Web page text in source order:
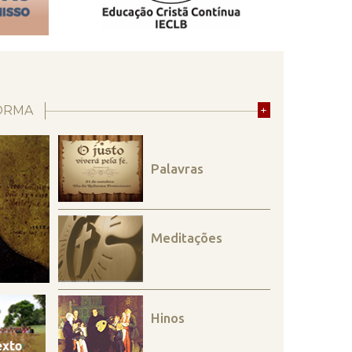
+
Palavras
Meditações
Hinos